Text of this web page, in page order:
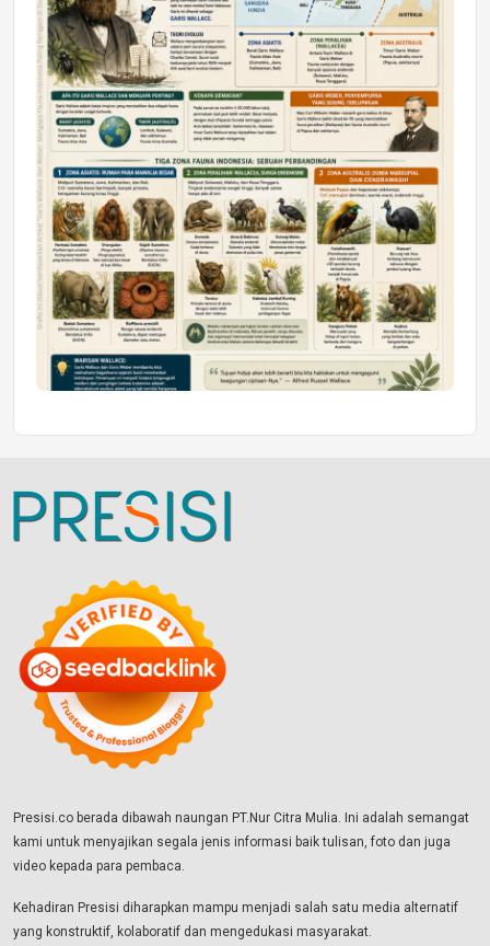
Jumat, 10 Jul 2026 19:01
Presisi.co berada dibawah naungan PT.Nur Citra Mulia. Ini adalah semangat
kami untuk menyajikan segala jenis informasi baik tulisan, foto dan juga
video kepada para pembaca.
Kehadiran Presisi diharapkan mampu menjadi salah satu media alternatif
yang konstruktif, kolaboratif dan mengedukasi masyarakat.